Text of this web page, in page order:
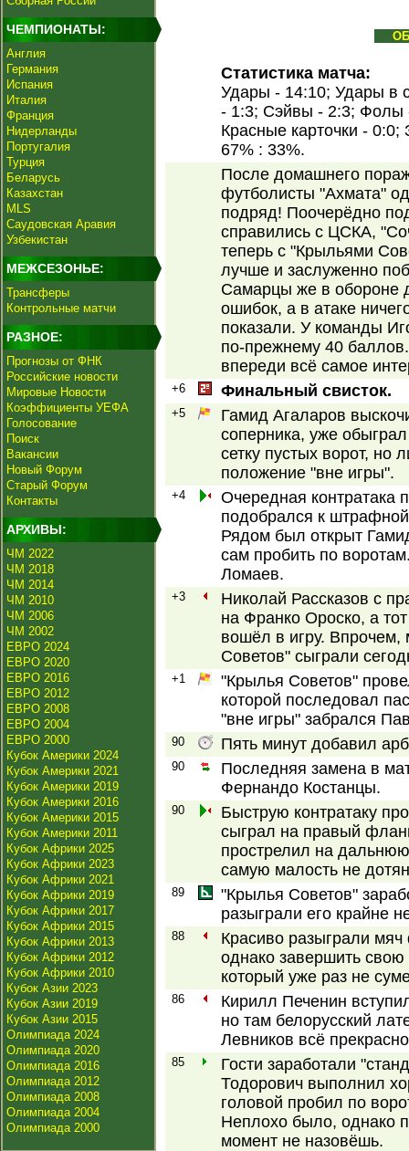
ЧЕМПИОНАТЫ:
Англия
Германия
Испания
Италия
Франция
Нидерланды
Португалия
Турция
Беларусь
Казахстан
MLS
Саудовская Аравия
Узбекистан
МЕЖСЕЗОНЬЕ:
Трансферы
Контрольные матчи
РАЗНОЕ:
Прогнозы от ФНК
Российские новости
Мировые Новости
Коэффициенты УЕФА
Голосование
Поиск
Вакансии
Новый Форум
Старый Форум
Контакты
АРХИВЫ:
ЧМ 2022
ЧМ 2018
ЧМ 2014
ЧМ 2010
ЧМ 2006
ЧМ 2002
ЕВРО 2024
ЕВРО 2020
ЕВРО 2016
ЕВРО 2012
ЕВРО 2008
ЕВРО 2004
ЕВРО 2000
Кубок Америки 2024
Кубок Америки 2021
Кубок Америки 2019
Кубок Америки 2016
Кубок Америки 2015
Кубок Америки 2011
Кубок Африки 2025
Кубок Африки 2023
Кубок Африки 2021
Кубок Африки 2019
Кубок Африки 2017
Кубок Африки 2015
Кубок Африки 2013
Кубок Африки 2012
Кубок Африки 2010
Кубок Азии 2023
Кубок Азии 2019
Кубок Азии 2015
Олимпиада 2024
Олимпиада 2020
Олимпиада 2016
Олимпиада 2012
Олимпиада 2008
Олимпиада 2004
Олимпиада 2000
Статистика матча:
Удары - 14:10; Удары в
- 1:3; Сэйвы - 2:3; Фолы
Красные карточки -
67% : 33%.
После домашнего
футболисты "Ахмата"
подряд! Поочерёдно
справились с ЦСКА,
теперь с "Крыльями
лучше и заслуженно
Самарцы же в обороне
ошибок, а в атаке
показали. У команды
по-прежнему 40
впереди всё самое
+6 Финальный свисток.
+5
Гамид Агаларов
соперника, уже
сетку пустых ворот, но
положение "вне игры".
+4
Очередная контратака
подобрался к
Рядом был открыт
сам пробить по
Ломаев.
+3
Николай Рассказов с
на Франко Ороско, а
вошёл в игру.
Советов" сыграли
+1
"Крылья Советов"
которой последовал
"вне игры" забрался
90 Пять минут добавил
90
Последняя замена в
Фернандо Костанцы.
90
Быструю контратаку
сыграл на правый
прострелил на
самую малость не
89
"Крылья Советов"
разыграли его крайне
88
Красиво разыграли
однако завершить
который уже раз не
86
Кирилл Печенин
но там белорусский
Левников всё
85
Гости заработали
Тодорович выполнил
головой пробил по
Неплохо было, однако
момент не назовёшь.